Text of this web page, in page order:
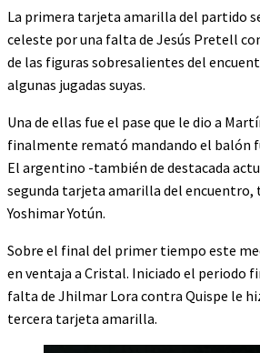
La primera tarjeta amarilla del partido
celeste por una falta de Jesús Pretell
de las figuras sobresalientes del
algunas jugadas suyas.
Una de ellas fue el pase que le dio a
finalmente remató mandando el balón
El argentino -también de destacada
segunda tarjeta amarilla del encuentro,
Yoshimar Yotún.
Sobre el final del primer tiempo este
en ventaja a Cristal. Iniciado el periodo
falta de Jhilmar Lora contra Quispe le
tercera tarjeta amarilla.